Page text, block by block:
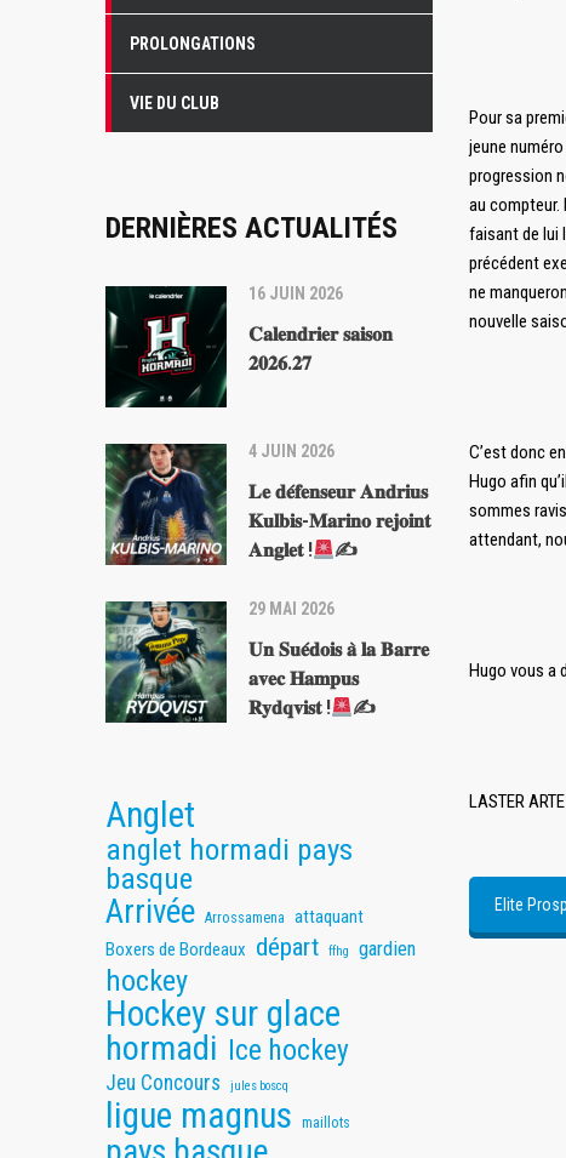
Pour sa
jeune
progression
au compteur.
faisant de lui
précédent
ne
nouvelle
C’est donc
Hugo afin
sommes
attendant,
Hugo vous a
LASTER
Elite
PROLONGATIONS
VIE DU CLUB
DERNIÈRES ACTUALITÉS
16 JUIN 2026
𝐂𝐚𝐥𝐞𝐧𝐝𝐫𝐢𝐞𝐫 𝐬𝐚𝐢𝐬𝐨𝐧
𝟐𝟎𝟐𝟔.𝟐𝟕
4 JUIN 2026
𝐋𝐞 𝐝𝐞́𝐟𝐞𝐧𝐬𝐞𝐮𝐫 𝐀𝐧𝐝𝐫𝐢𝐮𝐬
𝐊𝐮𝐥𝐛𝐢𝐬-𝐌𝐚𝐫𝐢𝐧𝐨 𝐫𝐞𝐣𝐨𝐢𝐧𝐭
𝐀𝐧𝐠𝐥𝐞𝐭 !
✍
29 MAI 2026
𝐔𝐧 𝐒𝐮𝐞́𝐝𝐨𝐢𝐬 𝐚̀ 𝐥𝐚 𝐁𝐚𝐫𝐫𝐞
𝐚𝐯𝐞𝐜 𝐇𝐚𝐦𝐩𝐮𝐬
𝐑𝐲𝐝𝐪𝐯𝐢𝐬𝐭 !
✍
Anglet
anglet hormadi pays
basque
Arrivée Arrossamena attaquant
Boxers de Bordeaux départ ffhg gardien
hockey
Hockey sur glace
hormadi Ice hockey
Jeu Concours jules boscq
ligue magnus maillots